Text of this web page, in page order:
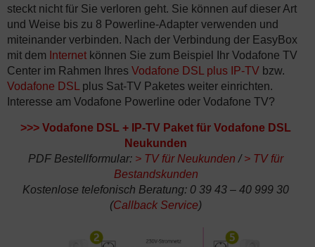
steckt nicht für Sie verloren geht. Sie können auf dieser Art
und Weise bis zu 8 Powerline-Adapter verwenden und
miteinander verbinden. Nach der Verbindung der EasyBox
mit dem Internet können Sie zum Beispiel Ihr Vodafone TV
Center im Rahmen Ihres Vodafone DSL plus IP-TV bzw.
Vodafone DSL
plus Sat-TV Paketes weiter einrichten.
Interesse am Vodafone Powerline oder Vodafone TV?
>>> Vodafone DSL + IP-TV Paket für Vodafone DSL
Neukunden
PDF Bestellformular: > TV für Neukunden /> TV für
Bestandskunden
Kostenlose telefonisch Beratung: 0 39 43 – 40 999 30
(Callback Service)